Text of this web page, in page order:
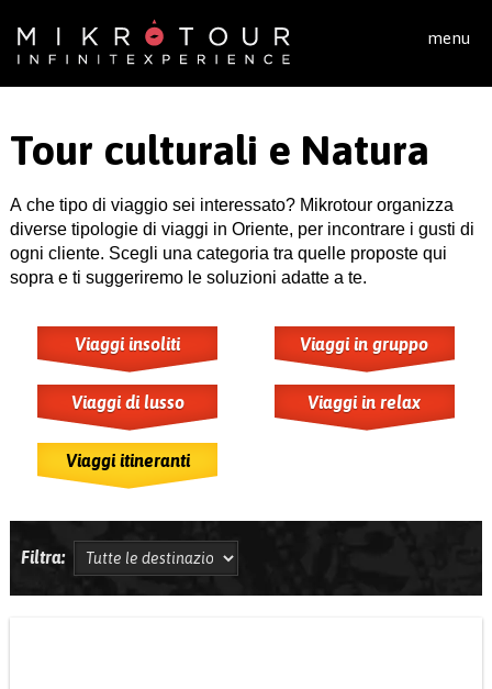
menu
Tour culturali e Natura
A che tipo di viaggio sei interessato? Mikrotour organizza
diverse tipologie di viaggi in Oriente, per incontrare i gusti di
ogni cliente. Scegli una categoria tra quelle proposte qui
sopra e ti suggeriremo le soluzioni adatte a te.
Viaggi insoliti Viaggi in gruppo
Viaggi di lusso Viaggi in relax
Viaggi itineranti
Filtra: